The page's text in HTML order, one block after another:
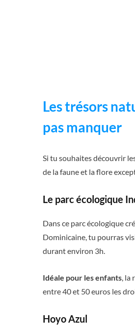
Les trésors
pas manquer
Si tu souhaites découvrir
de la faune et la flore
Le parc écologique
Dans ce parc écologique
Dominicaine, tu pourras
durant environ 3h.
Idéale pour les enfants, la
entre 40 et 50 euros les
Hoyo Azul